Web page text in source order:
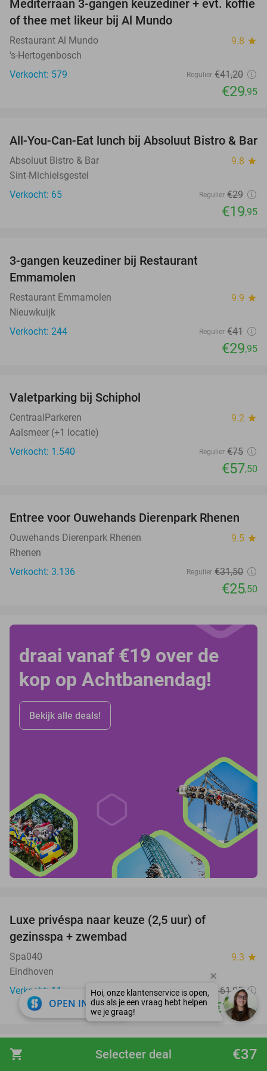
shopping_cart €37
Selecteer deal
27%
Mediterraan 3-gangen keuzediner + evt. koffie
of thee met likeur bij Al Mundo
Restaurant Al Mundo 9.8 star
's-Hertogenbosch
Verkocht: 579
Regulier €41,20
€29,95
31%
All-You-Can-Eat lunch bij Absoluut Bistro & Bar
Absoluut Bistro & Bar 9.8 star
Sint-Michielsgestel
Verkocht: 65
Regulier €29
€19,95
3-gangen keuzediner bij Restaurant
Emmamolen
Restaurant Emmamolen 9.9 star
Nieuwkuijk
Verkocht: 244
Regulier €41
€29,95
Valetparking bij Schiphol
CentraalParkeren 9.2 star
Aalsmeer (+1 locatie)
Verkocht: 1.540
Regulier €75
€57,50
19%
Entree voor Ouwehands Dierenpark Rhenen
Ouwehands Dierenpark Rhenen 9.5 star
Rhenen
Verkocht: 3.136
Regulier €31,50
€25,50
draai vanaf €19 over de
kop op Achtbanendag!
Bekijk alle deals!
Luxe privéspa naar keuze (2,5 uur) of
gezinsspa + zwembad
Spa040 9.3 star
Eindhoven
Verkocht: 11
Regulier €161,95
€119,50
36%
Entree voor het Dolfinarium
OPEN IN APP close